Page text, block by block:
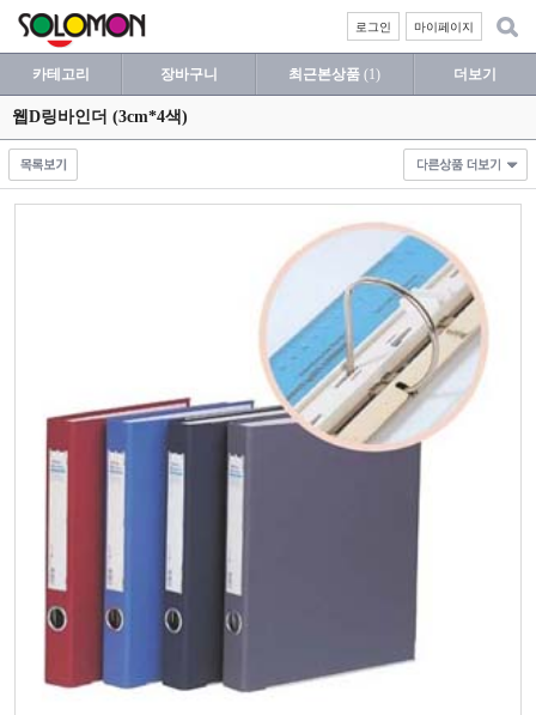
마이페이지
로그인
카테고리 장바구니 최근본상품 (1) 더보기
웹D링바인더 (3cm*4색)